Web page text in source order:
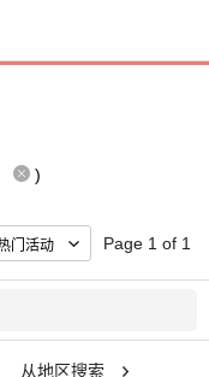
)
Page 1 of 1
从地区搜索